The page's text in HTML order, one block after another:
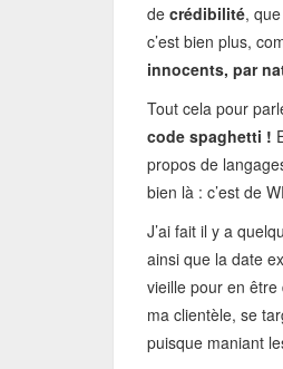
de crédibilité,
c’est bien plus,
innocents, par
Tout cela pour
code spaghetti !
propos de
bien là : c’est de
J’ai fait il y a
ainsi que la date
vieille pour en
ma clientèle, se
puisque maniant